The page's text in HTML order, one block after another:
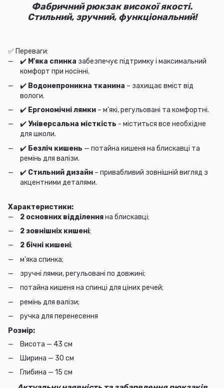
Фабричний рюкзак високої якості.
Стильний, зручний, функціональний!
✅ Переваги:
✔️ М'яка спинка забезпечує підтримку і максимальний
комфорт при носінні.
✔️ Водонепроникна тканина – захищає вміст від
вологи.
✔️ Ергономічні лямки – м'які, регульовані та комфортні.
✔️Універсальна місткість - міститься все необхідне
для школи.
✔️ Безліч кишень — потайна кишеня на блискавці та
ремінь для валізи.
✔️ Стильний дизайн – привабливий зовнішній вигляд з
акцентними деталями.
Характеристики:
2 основних відділенняна блискавці;
2 зовнішніх кишені;
2 бічні кишені;
м'яка спинка;
зручні лямки, регульовані по довжині;
потайна кишеня на спинці для ціних речей;
ремінь для валізи;
ручка для перенесення
Розмір:
Висота — 43 см
Ширина — 30 см
Глибина — 15 см